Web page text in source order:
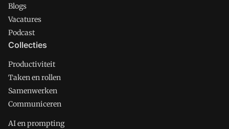
Blogs
Vacatures
Podcast
Collecties
Productiviteit
Taken en rollen
Samenwerken
Communiceren
AI en prompting